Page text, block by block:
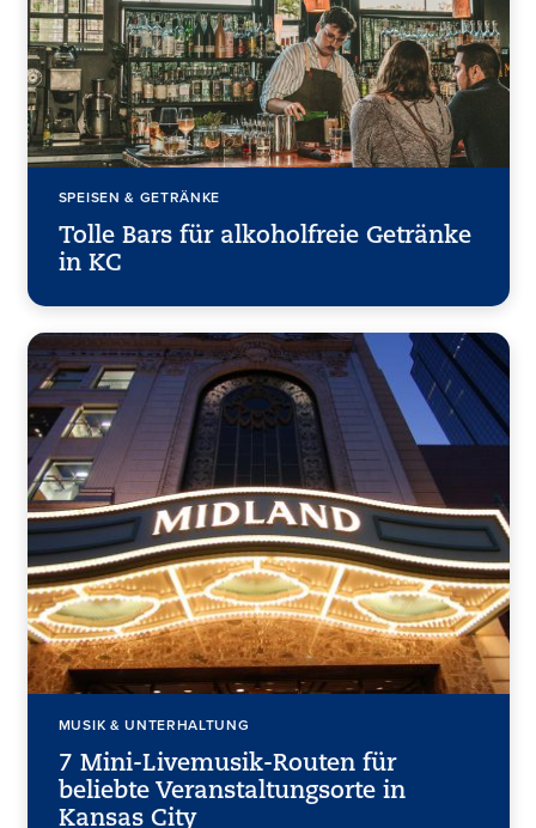
SPEISEN & GETRÄNKE
Tolle Bars für alkoholfreie Getränke
in KC
MUSIK & UNTERHALTUNG
7 Mini-Livemusik-Routen für
beliebte Veranstaltungsorte in
Kansas City